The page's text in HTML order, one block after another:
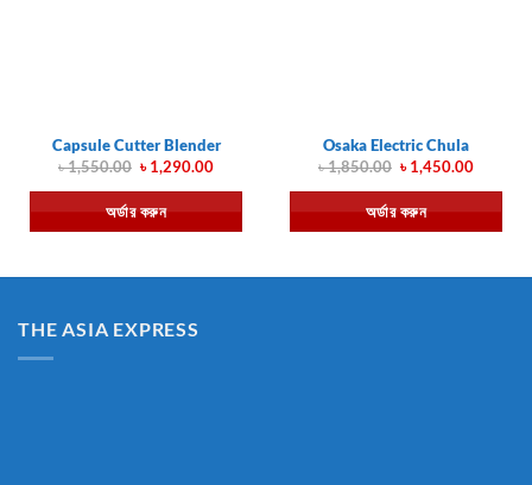
Capsule Cutter Blender
৳1,550.00 Original
price
was:
৳ 1,550.00.
৳1,290.00Current
is:
৳ 1,290.00.
অর্ডার করুন
Osaka Electric Chula
৳1,850.00 Original
price
was:
৳ 1,850.00.
৳1,450.00Current
is:
৳
অর্ডার করুন
THE ASIA EXPRESS